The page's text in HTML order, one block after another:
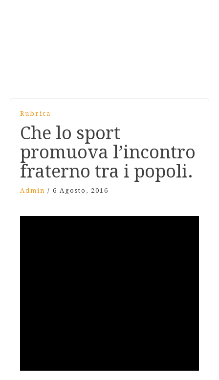
Rubrica
Che lo sport
promuova l’incontro
fraterno tra i popoli.
Admin / 6 Agosto, 2016